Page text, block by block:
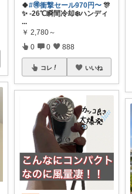
🍀#🉐衝撃セール970円〜 🎊
✨ -26℃瞬間冷却❄️ハンディ
...
￥ 2,780～
0 0 888
コレ いいね